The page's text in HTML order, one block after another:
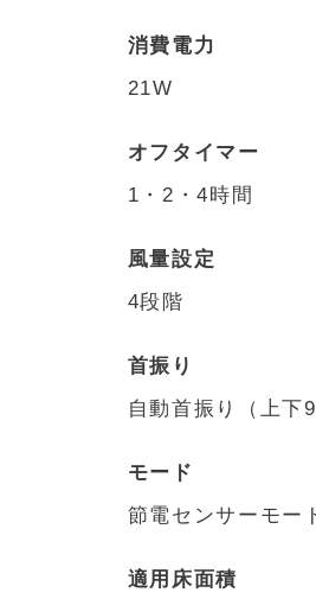
消費電力
21W
オフタイマー
1・2・4時間
風量設定
4段階
首振り
自動首振り（上下
モード
節電センサーモー
適用床面積